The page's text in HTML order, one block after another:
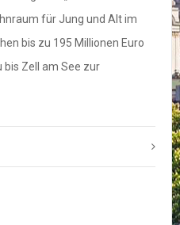
für Jung und Alt im
bis zu 195 Millionen Euro
bis Zell am See zur